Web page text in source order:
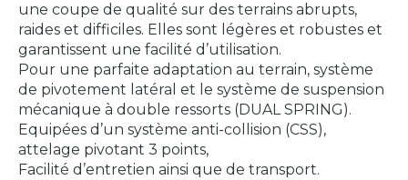
une coupe de qualité sur des terrains abrupts,
raides et difficiles. Elles sont légères et robustes et
garantissent une facilité d’utilisation.
Pour une parfaite adaptation au terrain, système
de pivotement latéral et le système de suspension
mécanique à double ressorts (DUAL SPRING).
Equipées d’un système anti-collision (CSS),
attelage pivotant 3 points,
Facilité d’entretien ainsi que de transport.